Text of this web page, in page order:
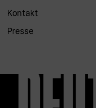
Kontakt
Presse